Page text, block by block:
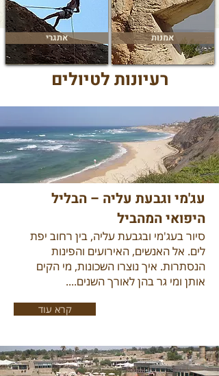
אמנות אתגרי
רעיונות לטיולים
עג'מי וגבעת עליה – הבליל
היפואי המהביל
סיור בעג'מי ובגבעת עליה, בין רחוב יפת
לים. אל האנשים, האירועים והפינות
הנסתרות. איך נוצרו השכונות, מי הקים
אותן ומי גר בהן לאורך השנים....
קרא עוד